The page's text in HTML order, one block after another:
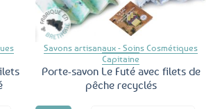
Savons artisanaux - Soins Cosmétiques
Capitaine
Porte-savon Le Futé avec filets de
pêche recyclés